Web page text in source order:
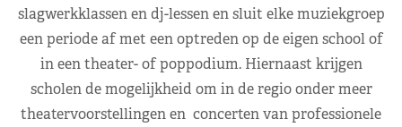
slagwerkklassen en dj-lessen en sluit elke muziekgroep
een periode af met een optreden op de eigen school of
in een theater- of poppodium. Hiernaast krijgen
scholen de mogelijkheid om in de regio onder meer
theatervoorstellingen en concerten van professionele